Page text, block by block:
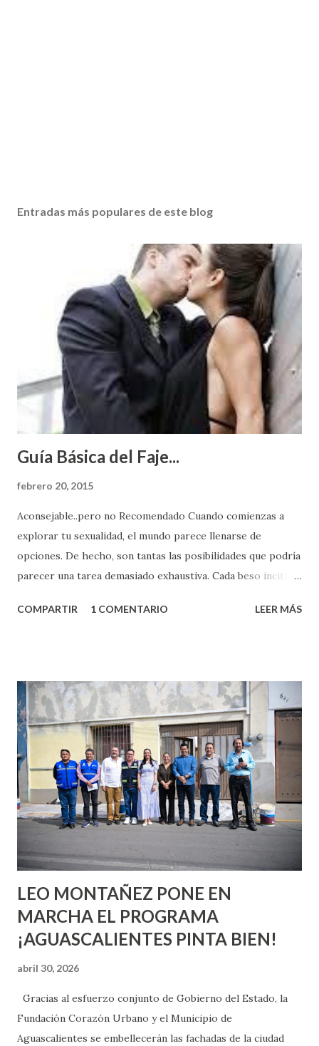
Entradas más populares de este blog
Guía Básica del Faje...
febrero 20, 2015
Aconsejable..pero no Recomendado Cuando comienzas a
explorar tu sexualidad, el mundo parece llenarse de
opciones. De hecho, son tantas las posibilidades que podría
parecer una tarea demasiado exhaustiva. Cada beso incita
partes de ti que jamás hubieras imaginado. El problema es
conoces ni la mitad de lo que deberías saber. Pero incluso
quienes ya han tenido relaciones sexuales no son expertos
o expertas en el tema. Siempre hay algo nuevo que
aprender y nuevas experiencias que conocer. Si eres una
chica y aún no has tenido relaciones sexuales, tal vez
pienses que el sexo será increíble y no puedas esperar para
experimentarlo, pero como cualquier persona con
experiencia te dirá, siempre es mejor cuando ambas partes
son suficientemen...
COMPARTIR 1 COMENTARIO LEER MÁS
LEO MONTAÑEZ PONE EN
MARCHA EL PROGRAMA
¡AGUASCALIENTES PINTA BIEN!
abril 30, 2026
Gracias al esfuerzo conjunto de Gobierno del Estado, la
Fundación Corazón Urbano y el Municipio de
Aguascalientes se embellecerán las fachadas de la ciudad